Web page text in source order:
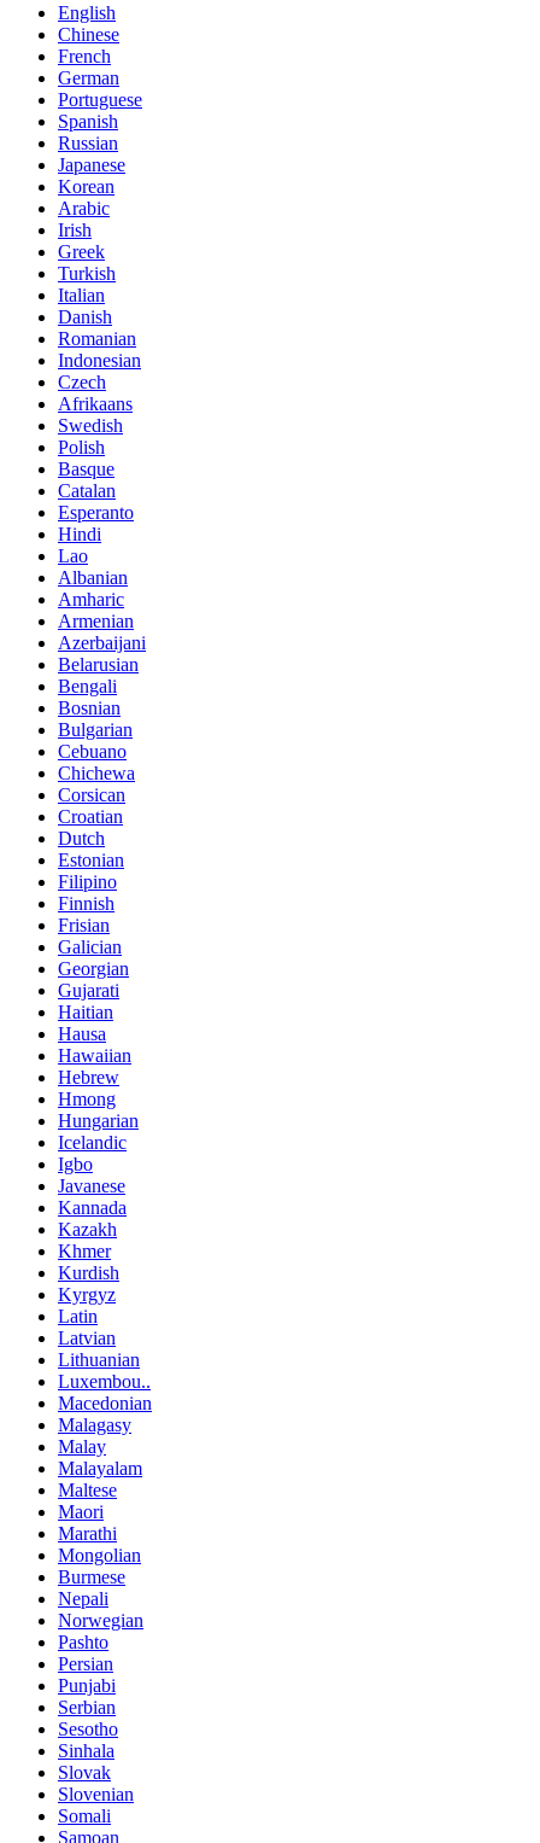
English
Chinese
French
German
Portuguese
Spanish
Russian
Japanese
Korean
Arabic
Irish
Greek
Turkish
Italian
Danish
Romanian
Indonesian
Czech
Afrikaans
Swedish
Polish
Basque
Catalan
Esperanto
Hindi
Lao
Albanian
Amharic
Armenian
Azerbaijani
Belarusian
Bengali
Bosnian
Bulgarian
Cebuano
Chichewa
Corsican
Croatian
Dutch
Estonian
Filipino
Finnish
Frisian
Galician
Georgian
Gujarati
Haitian
Hausa
Hawaiian
Hebrew
Hmong
Hungarian
Icelandic
Igbo
Javanese
Kannada
Kazakh
Khmer
Kurdish
Kyrgyz
Latin
Latvian
Lithuanian
Luxembou..
Macedonian
Malagasy
Malay
Malayalam
Maltese
Maori
Marathi
Mongolian
Burmese
Nepali
Norwegian
Pashto
Persian
Punjabi
Serbian
Sesotho
Sinhala
Slovak
Slovenian
Somali
Samoan